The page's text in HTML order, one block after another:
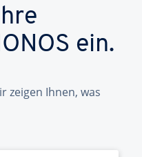
ein.
zeigen Ihnen, was